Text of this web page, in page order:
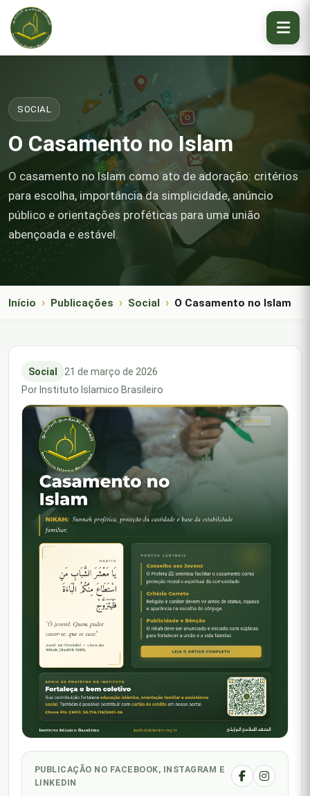
SOCIAL
O Casamento no Islam
O casamento no Islam como ato de adoração: critérios
para escolha, importância da simplicidade, anúncio
público e orientações proféticas para uma união
abençoada e estável.
Início Publicações Social O Casamento no Islam
Social
21 de março de 2026
Por Instituto Islamico Brasileiro
PUBLICAÇÃO NO FACEBOOK, INSTAGRAM E
LINKEDIN